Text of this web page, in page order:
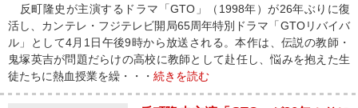
反町隆史が主演するドラマ「GTO」（1998年）が26年ぶりに復
活し、カンテレ・フジテレビ開局65周年特別ドラマ「GTOリバイバ
ル」として4月1日午後9時から放送される。本作は、伝説の教師・
鬼塚英吉が問題だらけの高校に教師として赴任し、悩みを抱えた生
徒たちに熱血授業を繰・・・ 続きを読む